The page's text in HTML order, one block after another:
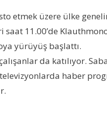
etmek üzere ülke
saat 11.00’de
yürüyüş başlattı.
da katılıyor.
haber